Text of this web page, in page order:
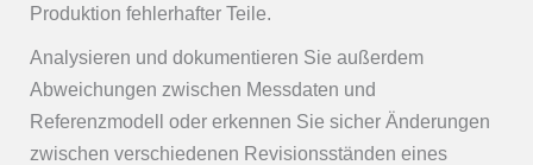
Produktion fehlerhafter Teile.
Analysieren und dokumentieren Sie außerdem
Abweichungen zwischen Messdaten und
Referenzmodell oder erkennen Sie sicher Änderungen
zwischen verschiedenen Revisionsständen eines